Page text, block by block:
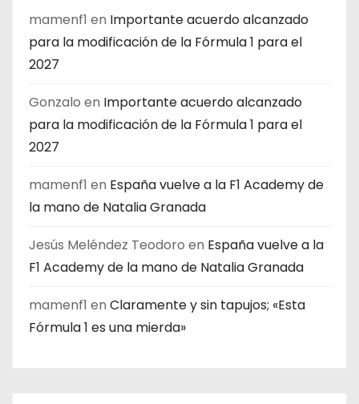
mamenf1 en Importante acuerdo alcanzado
para la modificación de la Fórmula 1 para el
2027
Gonzalo en Importante acuerdo alcanzado
para la modificación de la Fórmula 1 para el
2027
mamenf1 en España vuelve a la F1 Academy de
la mano de Natalia Granada
Jesús Meléndez Teodoro en España vuelve a la
F1 Academy de la mano de Natalia Granada
mamenf1 en Claramente y sin tapujos; «Esta
Fórmula 1 es una mierda»